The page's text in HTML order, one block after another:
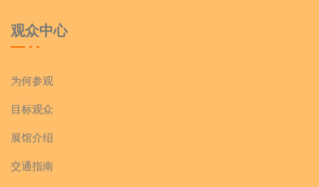
观众中心
为何参观
目标观众
展馆介绍
交通指南